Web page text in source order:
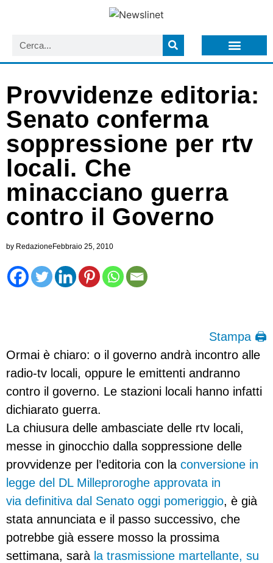
Provvidenze editoria:
Senato conferma
soppressione per rtv
locali. Che
minacciano guerra
contro il Governo
by RedazioneFebbraio 25, 2010
Stampa 🖨
Ormai è chiaro: o il governo andrà incontro alle
radio-tv locali, oppure le emittenti andranno
contro il governo. Le stazioni locali hanno infatti
dichiarato guerra.
La chiusura delle ambasciate delle rtv locali,
messe in ginocchio dalla soppressione delle
provvidenze per l’editoria con la conversione in
legge del DL Milleproroghe approvata in
via definitiva dal Senato oggi pomeriggio, è già
stata annunciata e il passo successivo, che
potrebbe già essere mosso la prossima
settimana, sarà la trasmissione martellante, su